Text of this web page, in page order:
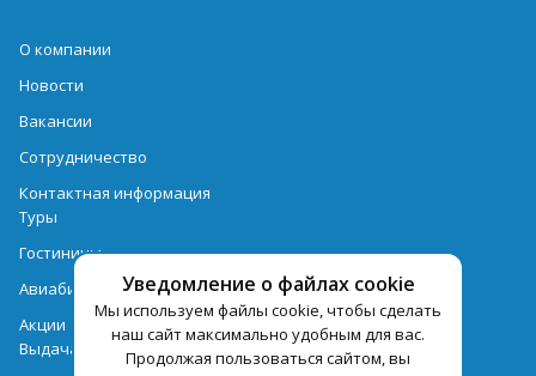
Уведомление о файлах cookie
Мы используем файлы cookie, чтобы сделать
наш сайт максимально удобным для вас.
Продолжая пользоваться сайтом, вы
О компании
Новости
Вакансии
Сотрудничество
Контактная информация
Туры
Гостиницы
Авиабилеты
Акции
Выдача документов